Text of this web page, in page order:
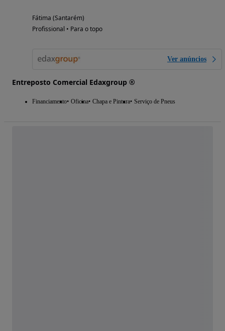
Fátima (Santarém)
Profissional • Para o topo
Ver anúncios
Entreposto Comercial Edaxgroup ®
Financiamento Oficina Chapa e Pintura Serviço de Pneus